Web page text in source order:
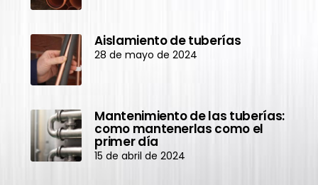
Aislamiento de tuberías
28 de mayo de 2024
Mantenimiento de las tuberías:
como mantenerlas como el
primer día
15 de abril de 2024